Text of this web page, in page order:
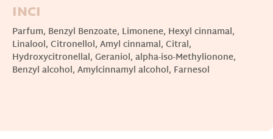
INCI
Parfum, Benzyl Benzoate, Limonene, Hexyl cinnamal,
Linalool, Citronellol, Amyl cinnamal, Citral,
Hydroxycitronellal, Geraniol, alpha-iso-Methylionone,
Benzyl alcohol, Amylcinnamyl alcohol, Farnesol